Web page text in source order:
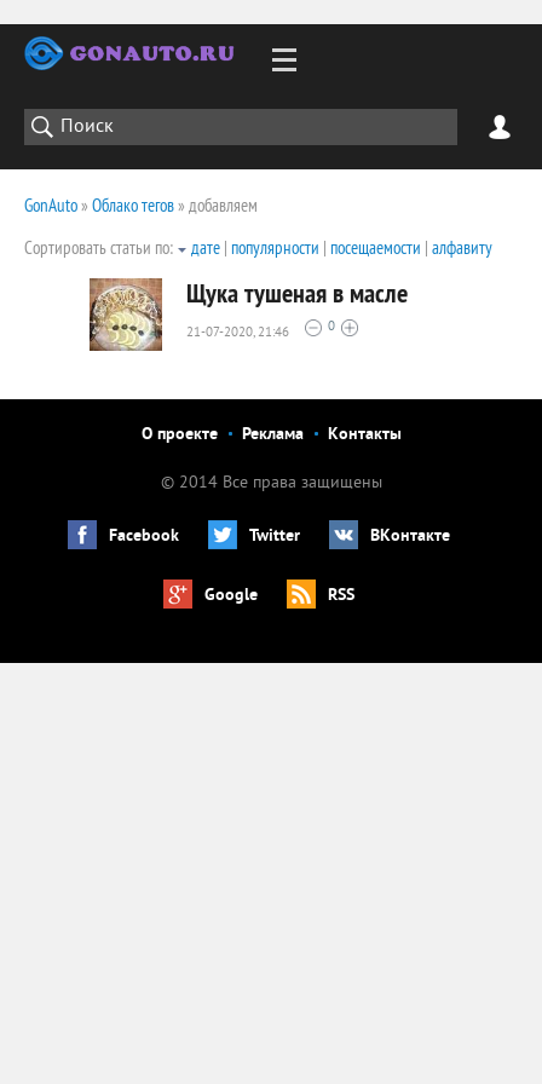
GonAuto» Облако тегов» добавляем
Сортировать статьи по:
дате | популярности | посещаемости | алфавиту
Щука тушеная в масле
21-07-2020, 21:46 0
О проекте Реклама Контакты
© 2014 Все права защищены
Facebook Twitter ВКонтакте
Google RSS